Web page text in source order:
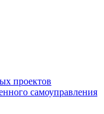
проектов
самоуправления